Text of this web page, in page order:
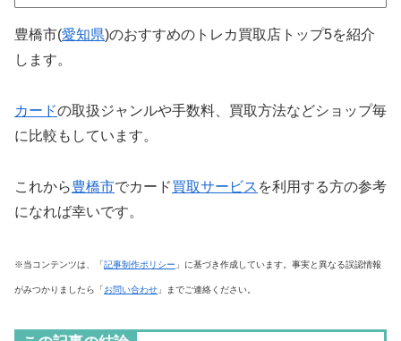
豊橋市(愛知県)のおすすめのトレカ買取店トップ5を紹介
します。
カードの取扱ジャンルや手数料、買取方法などショップ毎
に比較もしています。
これから豊橋市でカード買取サービス を利用する方の参考
になれば幸いです。
※当コンテンツは、「記事制作ポリシー 」に基づき作成しています。事実と異なる誤認情報
がみつかりましたら「お問い合わせ 」までご連絡ください。